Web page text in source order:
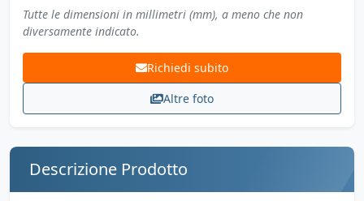
Tutte le dimensioni in millimetri (mm), a meno che non
diversamente indicato.
Richiedi subito
Altre foto
Descrizione Prodotto